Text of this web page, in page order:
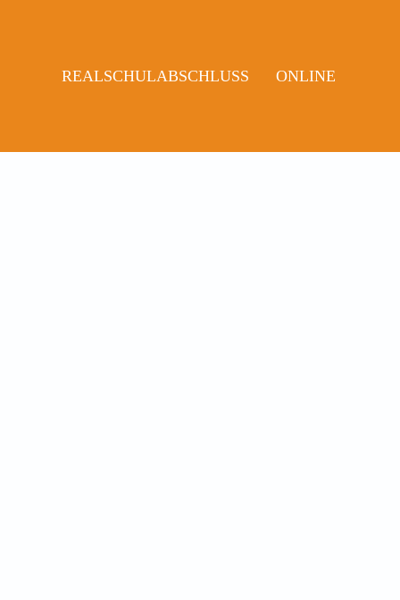
REALSCHULABSCHLUSS ONLINE